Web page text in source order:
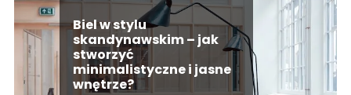
Biel w stylu
skandynawskim – jak
stworzyć
minimalistyczne i jasne
wnętrze?